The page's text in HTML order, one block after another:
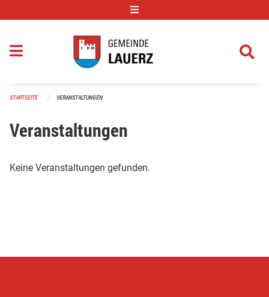
STARTSEITE VERANSTALTUNGEN
Veranstaltungen
Keine Veranstaltungen gefunden.